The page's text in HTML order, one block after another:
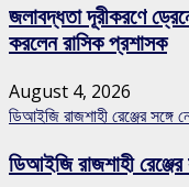
জলাবদ্ধতা দূরীকরণে
করলেন রাসিক প্রশাসক
August 4, 2026
ডিআইজি রাজশাহী রেঞ্জের সঙ্গে
ডিআইজি রাজশাহী